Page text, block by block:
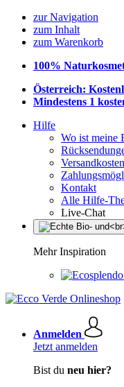
zur Navigation
zum Inhalt
zum Warenkorb
100%
Österreich:
Mindestens 1
Hilfe
Wo ist meine
Versandkosten
Kontakt
Alle Hilfe-
Live-Chat
Mehr Inspiration
Anmelden
Jetzt anmelden
Bist du neu hier?